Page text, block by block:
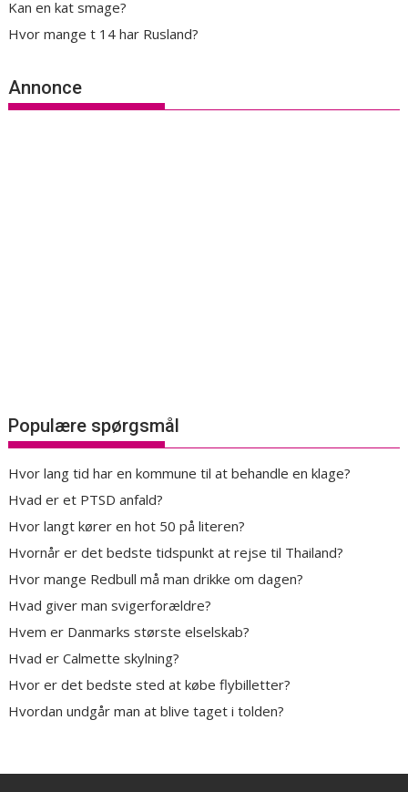
Kan en kat smage?
Hvor mange t 14 har Rusland?
Annonce
Populære spørgsmål
Hvor lang tid har en kommune til at behandle en klage?
Hvad er et PTSD anfald?
Hvor langt kører en hot 50 på literen?
Hvornår er det bedste tidspunkt at rejse til Thailand?
Hvor mange Redbull må man drikke om dagen?
Hvad giver man svigerforældre?
Hvem er Danmarks største elselskab?
Hvad er Calmette skylning?
Hvor er det bedste sted at købe flybilletter?
Hvordan undgår man at blive taget i tolden?